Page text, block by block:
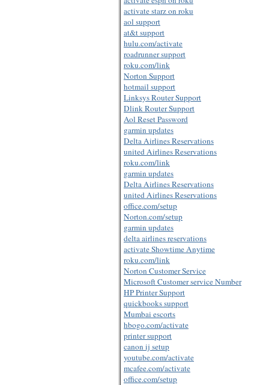
activate starz on roku
aol support
at&t support
hulu.com/activate
roadrunner support
roku.com/link
Norton Support
hotmail support
Linksys Router Support
Dlink Router Support
Aol Reset Password
garmin updates
Delta Airlines Reservations
united Airlines Reservations
roku.com/link
garmin updates
Delta Airlines Reservations
united Airlines Reservations
office.com/setup
Norton.com/setup
garmin updates
delta airlines reservations
activate Showtime Anytime
roku.com/link
Norton Customer Service
Microsoft Customer service Number
HP Printer Support
quickbooks support
Mumbai escorts
hbogo.com/activate
printer support
canon ij setup
youtube.com/activate
mcafee.com/activate
office.com/setup